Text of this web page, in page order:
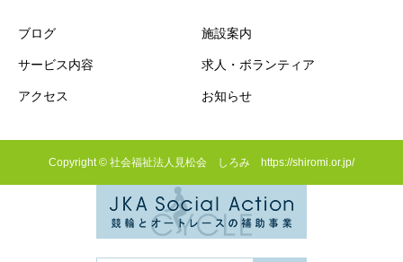
ブログ 施設案内
サービス内容 求人・ボランティア
アクセス お知らせ
Copyright © 社会福祉法人見松会 しろみ https://shiromi.or.jp/